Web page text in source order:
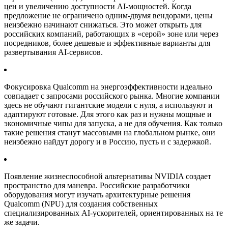
цен и увеличению доступности AI-мощностей. Когда
предложение не ограничено одним-двумя вендорами, цены
неизбежно начинают снижаться. Это может открыть для
российских компаний, работающих в «серой» зоне или через
посредников, более дешевые и эффективные варианты для
развертывания AI-сервисов.
Фокусировка Qualcomm на энергоэффективности идеально
совпадает с запросами российского рынка. Многие компании
здесь не обучают гигантские модели с нуля, а используют и
адаптируют готовые. Для этого как раз и нужны мощные и
экономичные чипы для запуска, а не для обучения. Как только
такие решения станут массовыми на глобальном рынке, они
неизбежно найдут дорогу и в Россию, пусть и с задержкой.
Появление жизнеспособной альтернативы NVIDIA создает
пространство для маневра. Российские разработчики
оборудования могут изучать архитектурные решения
Qualcomm (NPU) для создания собственных
специализированных AI-ускорителей, ориентированных на те
же задачи.